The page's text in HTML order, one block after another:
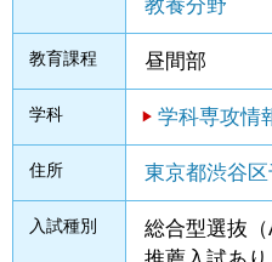
教養分野
教育課程 昼間部
学科 学科専攻情
住所 東京都渋谷
入試種別
総合型選抜